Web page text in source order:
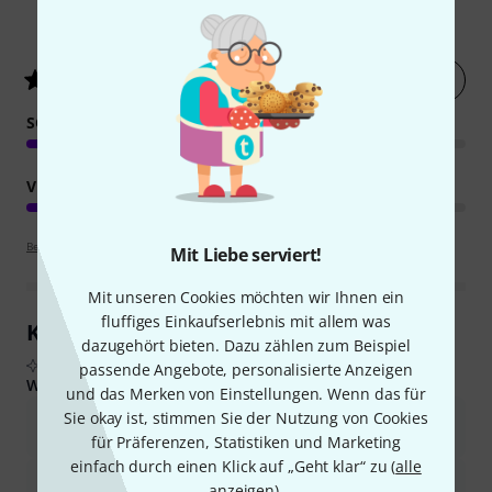
Mit Liebe serviert!
Mit unseren Cookies möchten wir Ihnen ein
fluffiges Einkaufserlebnis mit allem was
dazugehört bieten. Dazu zählen zum Beispiel
passende Angebote, personalisierte Anzeigen
und das Merken von Einstellungen. Wenn das für
Sie okay ist, stimmen Sie der Nutzung von Cookies
für Präferenzen, Statistiken und Marketing
einfach durch einen Klick auf „Geht klar“ zu (alle
Kundenbewertungen
4.5/ 5
SOUND
VERARBEITUNG
Bewertungsrichtlinien
Kundenrezensionen im Überblick
Aus echten Käuferbewertungen, zusammengefasst durch KI
Was Käufern gefiel:
Die Saiten bieten einen warmen, vollen und klaren Klang mit
guter Bassbetonung und ausgewogenen Tönen.
Sie zeichnen sich durch gute Stimmstabilität und angenehme